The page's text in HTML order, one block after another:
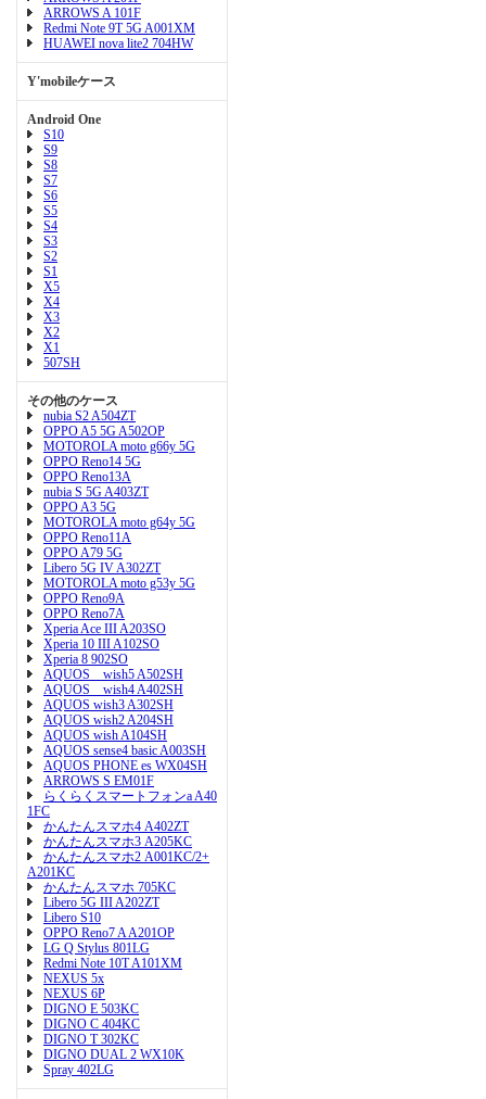
ARROWS A 101F
Redmi Note 9T 5G A001XM
HUAWEI nova lite2 704HW
Y'mobileケース
Android One
S10
S9
S8
S7
S6
S5
S4
S3
S2
S1
X5
X4
X3
X2
X1
507SH
その他のケース
nubia S2 A504ZT
OPPO A5 5G A502OP
MOTOROLA moto g66y 5G
OPPO Reno14 5G
OPPO Reno13A
nubia S 5G A403ZT
OPPO A3 5G
MOTOROLA moto g64y 5G
OPPO Reno11A
OPPO A79 5G
Libero 5G IV A302ZT
MOTOROLA moto g53y 5G
OPPO Reno9A
OPPO Reno7A
Xperia Ace III A203SO
Xperia 10 III A102SO
Xperia 8 902SO
AQUOS wish5 A502SH
AQUOS wish4 A402SH
AQUOS wish3 A302SH
AQUOS wish2 A204SH
AQUOS wish A104SH
AQUOS sense4 basic A003SH
AQUOS PHONE es WX04SH
ARROWS S EM01F
らくらくスマートフォンa A40
1FC
かんたんスマホ4 A402ZT
かんたんスマホ3 A205KC
かんたんスマホ2 A001KC/2+
A201KC
かんたんスマホ 705KC
Libero 5G III A202ZT
Libero S10
OPPO Reno7 A A201OP
LG Q Stylus 801LG
Redmi Note 10T A101XM
NEXUS 5x
NEXUS 6P
DIGNO E 503KC
DIGNO C 404KC
DIGNO T 302KC
DIGNO DUAL 2 WX10K
Spray 402LG